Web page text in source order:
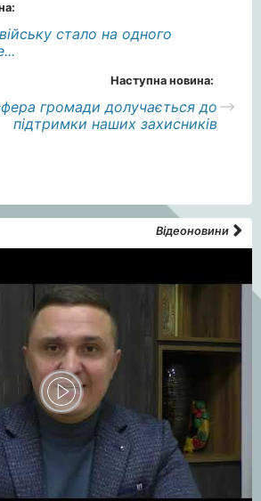
стало на одного
Наступна новина:
громади долучається до
підтримки наших захисників
Відеоновини